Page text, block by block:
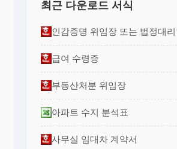
최근 다운로드 서식
인감증명 위임장 또는 법정대리
급여 수령증
부동산처분 위임장
아파트 수지 분석표
사무실 임대차 계약서